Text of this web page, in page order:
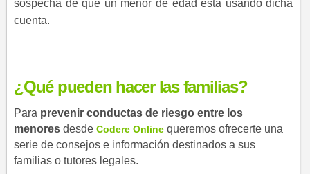
sospecha de que un menor de edad está usando dicha
cuenta.​
¿Qué pueden hacer las familias?
Para prevenir conductas de riesgo entre los
menores desde C​odere Online queremos ofrecerte una
serie de consejos e información destinados a sus
familias o tutores legales.​